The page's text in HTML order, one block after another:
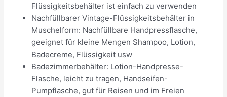
Flüssigkeitsbehälter ist einfach zu verwenden
Nachfüllbarer Vintage-Flüssigkeitsbehälter in
Muschelform: Nachfüllbare Handpressflasche,
geeignet für kleine Mengen Shampoo, Lotion,
Badecreme, Flüssigkeit usw
Badezimmerbehälter: Lotion-Handpresse-
Flasche, leicht zu tragen, Handseifen-
Pumpflasche, gut für Reisen und im Freien